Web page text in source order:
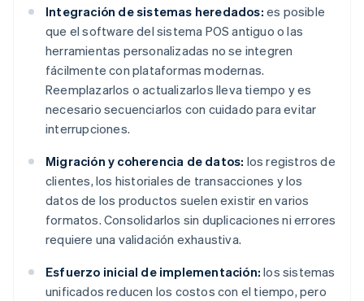
Integración de sistemas heredados: es posible
que el software del sistema POS antiguo o las
herramientas personalizadas no se integren
fácilmente con plataformas modernas.
Reemplazarlos o actualizarlos lleva tiempo y es
necesario secuenciarlos con cuidado para evitar
interrupciones.
Migración y coherencia de datos: los registros de
clientes, los historiales de transacciones y los
datos de los productos suelen existir en varios
formatos. Consolidarlos sin duplicaciones ni errores
requiere una validación exhaustiva.
Esfuerzo inicial de implementación: los sistemas
unificados reducen los costos con el tiempo, pero